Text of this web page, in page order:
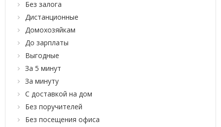
Без залога
Дистанционные
Домохозяйкам
До зарплаты
Выгодные
За 5 минут
За минуту
С доставкой на дом
Без поручителей
Без посещения офиса